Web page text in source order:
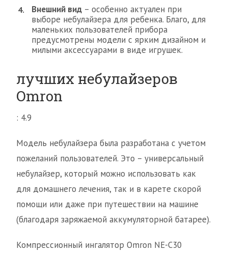
Внешний вид – особенно актуален при
выборе небулайзера для ребенка. Благо, для
маленьких пользователей прибора
предусмотрены модели с ярким дизайном и
милыми аксессуарами в виде игрушек.
лучших небулайзеров
Omron
: 4.9
Модель небулайзера была разработана с учетом
пожеланий пользователей. Это – универсальный
небулайзер, который можно использовать как
для домашнего лечения, так и в карете скорой
помощи или даже при путешествии на машине
(благодаря заряжаемой аккумуляторной батарее).
Компрессионный ингалятор Omron NE-C30